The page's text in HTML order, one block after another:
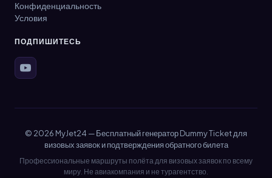
Конфиденциальность
Условия
ПОДПИШИТЕСЬ
© 2026 MyJet24 — Бесплатный генератор Dummy Ticket для
визовых заявок и подтверждения обратного билета
Профессиональные маршруты полёта для визовых заявок по всему
миру. Не авиакомпания и не турагентство.